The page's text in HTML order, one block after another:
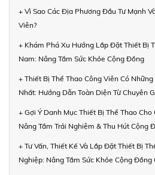
+ Vì Sao Các Địa Phương Đầu Tư Mạnh
Viên?
+ Khám Phá Xu Hướng Lắp Đặt Thiết Bị
Nam: Nâng Tầm Sức Khỏe Cộng Đồng
+ Thiết Bị Thể Thao Công Viên Có
Nhất: Hướng Dẫn Toàn Diện Từ Chuyên
+ Gợi Ý Danh Mục Thiết Bị Thể Thao Cho
Nâng Tầm Trải Nghiệm & Thu Hút Cộng
+ Tư Vấn, Thiết Kế Và Lắp Đặt Thiết Bị
Nghiệp: Nâng Tầm Sức Khỏe Cộng Đồng